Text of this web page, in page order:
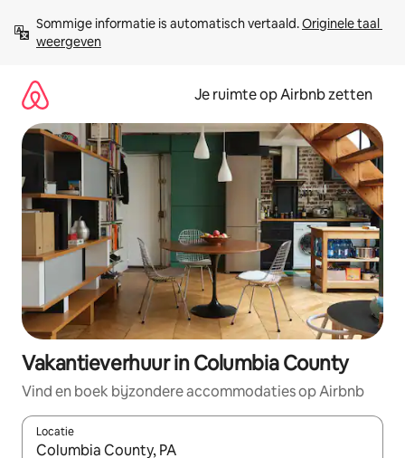
direct
naar
Sommige informatie is automatisch vertaald. Originele taal
weergeven
Je ruimte op Airbnb zetten
Vakantieverhuur in Columbia County
Vind en boek bijzondere accommodaties op Airbnb
Locatie
Wanneer er suggesties beschikbaar zijn, maak je een keuze